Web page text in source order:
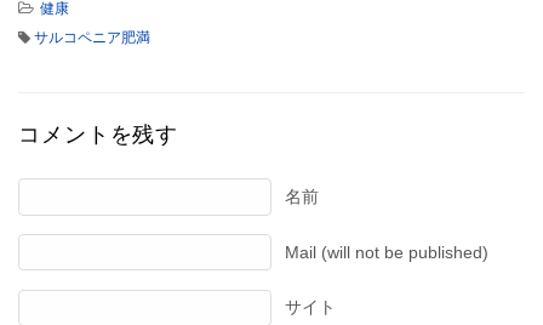
健康
サルコペニア肥満
コメントを残す
名前
Mail (will not be published)
サイト